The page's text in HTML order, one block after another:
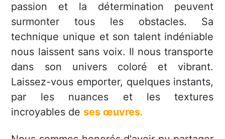
passion et la détermination peuvent
surmonter tous les obstacles. Sa
technique unique et son talent indéniable
nous laissent sans voix. Il nous transporte
dans son univers coloré et vibrant.
Laissez-vous emporter, quelques instants,
par les nuances et les textures
incroyables de ses œuvres.